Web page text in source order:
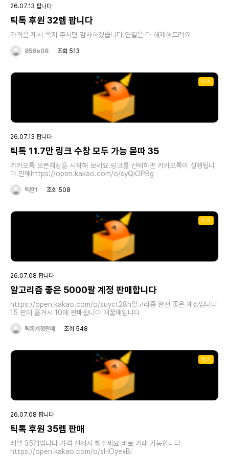
26.07.13 팝니다
틱톡 후원 32렙 팝니다
가격은 제시 쪽지 주시면 감사하겠습니다.연결은 다 해제해드려요
856e08 조회 513
인기
26.07.13 팝니다
틱톡 11.7만 링크 수창 모두 가능 묻따 35
카카오톡 오픈채팅을 시작해 보세요.링크를 선택하면 카카오톡이 실행됩니
다.판매https://open.kakao.com/o/syQiOPBg
틱판1 조회 508
인기
26.07.08 팝니다
알고리즘 좋은 5000팔 계정 판매합니다
https://open.kakao.com/o/suyct28h알고리즘 완전 좋은 계정입니다
15 판매 쿨거시 10에 판매됩니다 개꿀매입니다
틱톡계정판매 조회 548
인기
26.07.08 팝니다
틱톡 후원 35렙 판매
레벨 35렙입니다 가격 선제시 해주세요 바로 거래 가능합니다
https://open.kakao.com/o/sHOyexBi